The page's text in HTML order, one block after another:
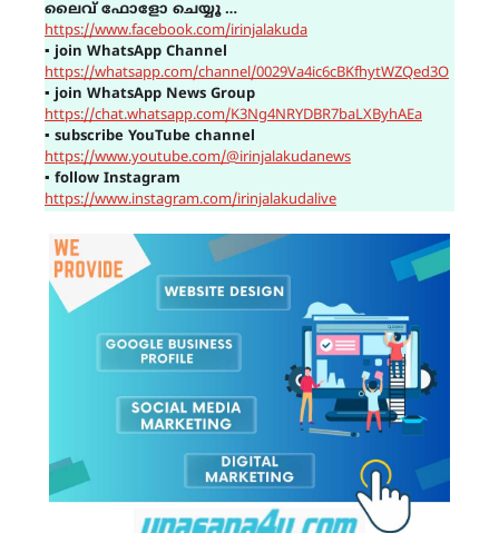
ലൈവ് ഫോളോ ചെയ്യൂ …
https://www.facebook.com/irinjalakuda
▪join WhatsApp Channel
https://whatsapp.com/channel/0029Va4ic6cBKfhytWZQed3O
▪join WhatsApp News Group
https://chat.whatsapp.com/K3Ng4NRYDBR7baLXByhAEa
▪ subscribe YouTube channel
https://www.youtube.com/@irinjalakudanews
▪ follow Instagram
https://www.instagram.com/irinjalakudalive